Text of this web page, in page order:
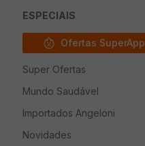
ESPECIAIS
Ofertas SuperApp
Super Ofertas
Mundo Saudável
Importados Angeloni
Novidades